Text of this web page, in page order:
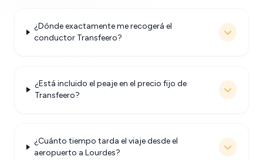
¿Dónde exactamente me recogerá el
conductor Transfeero?
¿Está incluido el peaje en el precio fijo de
Transfeero?
¿Cuánto tiempo tarda el viaje desde el
aeropuerto a Lourdes?